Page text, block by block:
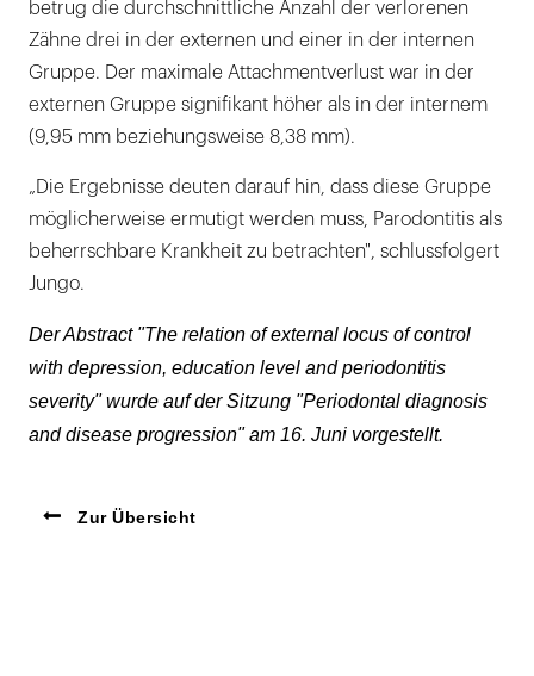
betrug die durchschnittliche Anzahl der verlorenen
Zähne drei in der externen und einer in der internen
Gruppe. Der maximale Attachmentverlust war in der
externen Gruppe signifikant höher als in der internem
(9,95 mm beziehungsweise 8,38 mm).
„Die Ergebnisse deuten darauf hin, dass diese Gruppe
möglicherweise ermutigt werden muss, Parodontitis als
beherrschbare Krankheit zu betrachten", schlussfolgert
Jungo.
Der Abstract "The relation of external locus of control
with depression, education level and periodontitis
severity" wurde auf der Sitzung "Periodontal diagnosis
and disease progression" am 16. Juni vorgestellt.
Zur Übersicht